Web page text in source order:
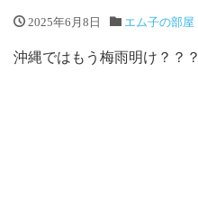
2025年6月8日 エム子の部屋
沖縄ではもう梅雨明け？？？